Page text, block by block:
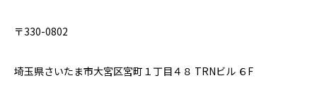
〒330-0802
埼玉県さいたま市大宮区宮町１丁目４８ TRNビル ６F